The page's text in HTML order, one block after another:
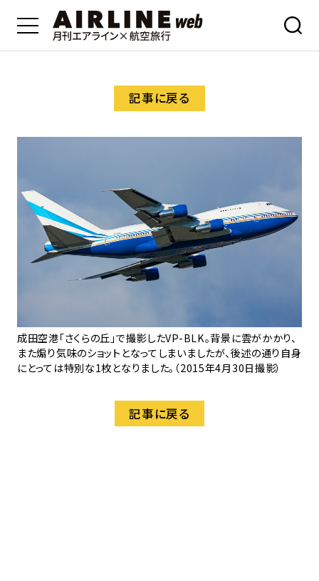
記事に戻る
成田空港「さくらの丘」で撮影したVP-BLK。背景に雲がかかり、
また煽り気味のショットとなってしまいましたが、後述の通り自身
にとっては特別な1枚となりました。（2015年4月30日撮影）
記事に戻る